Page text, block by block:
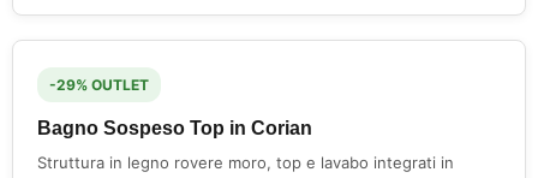
-29% OUTLET
Bagno Sospeso Top in Corian
Struttura in legno rovere moro, top e lavabo integrati in